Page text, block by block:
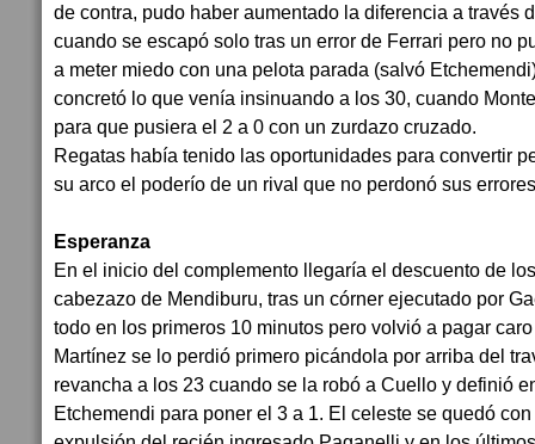
de contra, pudo haber aumentado la diferencia a través
cuando se escapó solo tras un error de Ferrari pero no
a meter miedo con una pelota parada (salvó
concretó lo que venía insinuando a los 30, cuando
para que pusiera el 2 a 0 con un zurdazo cruzado.
Regatas había tenido las oportunidades para convertir
su arco el poderío de un rival que no perdonó sus
Esperanza
En el inicio del complemento llegaría el descuento de
cabezazo de Mendiburu, tras un córner ejecutado por
todo en los primeros 10 minutos pero volvió a pagar
Martínez se lo perdió primero picándola por arriba del
revancha a los 23 cuando se la robó a Cuello y definió
Etchemendi para poner el 3 a 1. El celeste se quedó